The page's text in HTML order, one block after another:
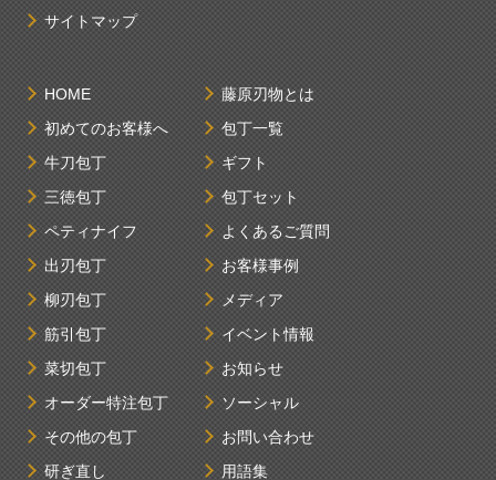
サイトマップ
HOME
初めてのお客様へ
牛刀包丁
三徳包丁
ペティナイフ
出刃包丁
柳刃包丁
筋引包丁
菜切包丁
オーダー特注包丁
その他の包丁
研ぎ直し
藤原刃物とは
包丁一覧
ギフト
包丁セット
よくあるご質問
お客様事例
メディア
イベント情報
お知らせ
ソーシャル
お問い合わせ
用語集